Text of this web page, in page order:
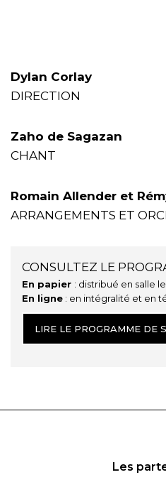
Dylan Corlay
DIRECTION
Zaho de Sagazan
CHANT
Romain Allender et
ARRANGEMENTS ET
CONSULTEZ LE
En papier : distribué en salle
En ligne : en intégralité et en
LIRE LE PROGRAMME DE
Les